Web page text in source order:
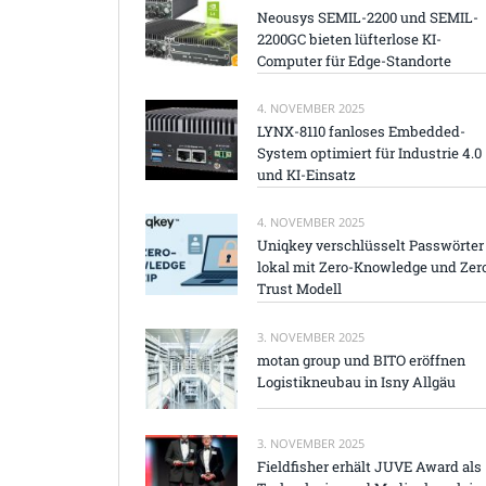
Neousys SEMIL-2200 und SEMIL-
2200GC bieten lüfterlose KI-
Computer für Edge-Standorte
4. NOVEMBER 2025
LYNX-8110 fanloses Embedded-
System optimiert für Industrie 4.0
und KI-Einsatz
4. NOVEMBER 2025
Uniqkey verschlüsselt Passwörter
lokal mit Zero-Knowledge und
Trust Modell
3. NOVEMBER 2025
motan group und BITO eröffnen
Logistikneubau in Isny Allgäu
3. NOVEMBER 2025
Fieldfisher erhält JUVE Award als